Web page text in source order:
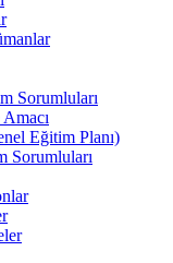
Sorumluları
Eğitim Planı)
Sorumluları